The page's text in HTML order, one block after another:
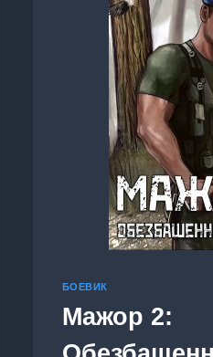
БОЕВИК
Мажор 2: